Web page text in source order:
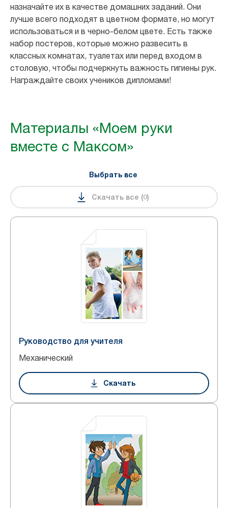
назначайте их в качестве домашних заданий. Они
лучше всего подходят в цветном формате, но могут
использоваться и в черно-белом цвете. Есть также
набор постеров, которые можно развесить в
классных комнатах, туалетах или перед входом в
столовую, чтобы подчеркнуть важность гигиены рук.
Награждайте своих учеников дипломами!
Материалы «Моем руки
вместе с Максом»
Выбрать все
Скачать все (0)
Руководство для учителя
Механический
Скачать